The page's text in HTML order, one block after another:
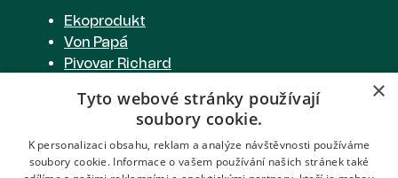
Ekoprodukt
Von Papá
Pivovar Richard
Richardova limonáda
Pivovarská restaurace
Spojte se s námi
×
Tyto webové stránky používají
soubory cookie.
K personalizaci obsahu, reklam a analýze návštěvnosti používáme
soubory cookie. Informace o vašem používání našich stránek také